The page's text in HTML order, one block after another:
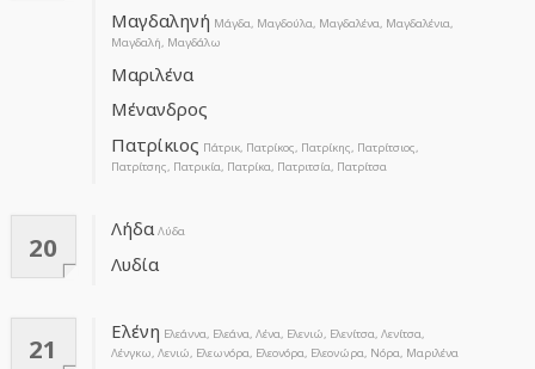
Μαγδαληνή Μάγδα, Μαγδούλα, Μαγδαλένα, Μαγδαλένια,
Μαγδαλή, Μαγδάλω
Μαριλένα
Μένανδρος
Πατρίκιος Πάτρικ, Πατρίκος, Πατρίκης, Πατρίτσιος,
Πατρίτσης, Πατρικία, Πατρίκα, Πατριτσία, Πατρίτσα
20
Λήδα Λύδα
Λυδία
21
Ελένη Ελεάννα, Ελεάνα, Λένα, Ελενιώ, Ελενίτσα, Λενίτσα,
Λένγκω, Λενιώ, Ελεωνόρα, Ελεονόρα, Ελεονώρα, Νόρα, Μαριλένα